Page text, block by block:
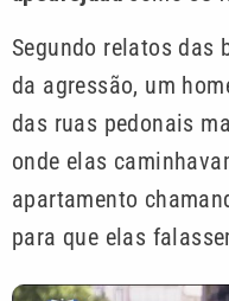
Segundo relatos das
da agressão, um
das ruas pedonais
onde elas
apartamento
para que elas